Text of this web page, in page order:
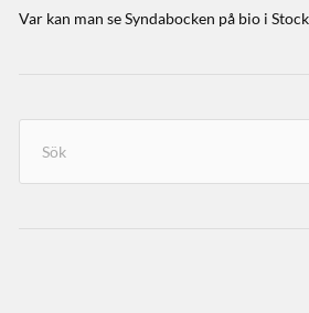
Var kan man se Syndabocken på bio i